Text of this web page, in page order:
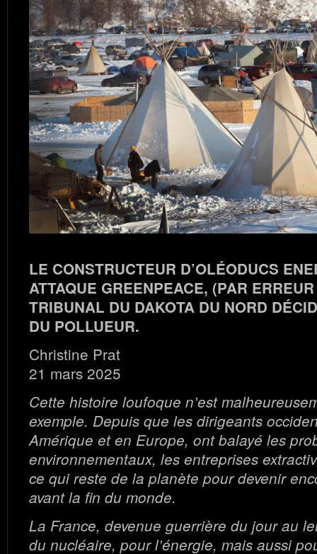
LE CONSTRUCTEUR D’OLÉODUCS
ATTAQUE GREENPEACE, (PAR
TRIBUNAL DU DAKOTA DU NORD
DU POLLUEUR.
Christine Prat
21 mars 2025
Cette histoire loufoque n’est
exemple. Depuis que les dirigeants
Amérique et en Europe, ont balayé les
environnementaux, les entreprises
ce qui reste de la planète pour devenir
avant la fin du monde.
La France, devenue guerrière du jour au
du nucléaire, pour l’énergie, mais aussi